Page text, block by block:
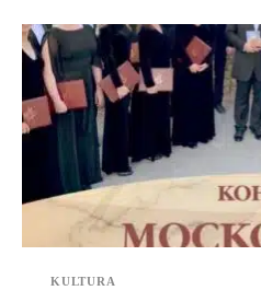
KULTURA